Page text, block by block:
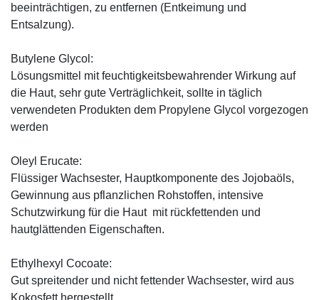
beeinträchtigen, zu entfernen (Entkeimung und
Entsalzung).
Butylene Glycol:
Lösungsmittel mit feuchtigkeitsbewahrender Wirkung auf
die Haut, sehr gute Verträglichkeit, sollte in täglich
verwendeten Produkten dem Propylene Glycol vorgezogen
werden
Oleyl Erucate:
Flüssiger Wachsester, Hauptkomponente des Jojobaöls,
Gewinnung aus pflanzlichen Rohstoffen, intensive
Schutzwirkung für die Haut mit rückfettenden und
hautglättenden Eigenschaften.
Ethylhexyl Cocoate:
Gut spreitender und nicht fettender Wachsester, wird aus
Kokosfett hergestellt.